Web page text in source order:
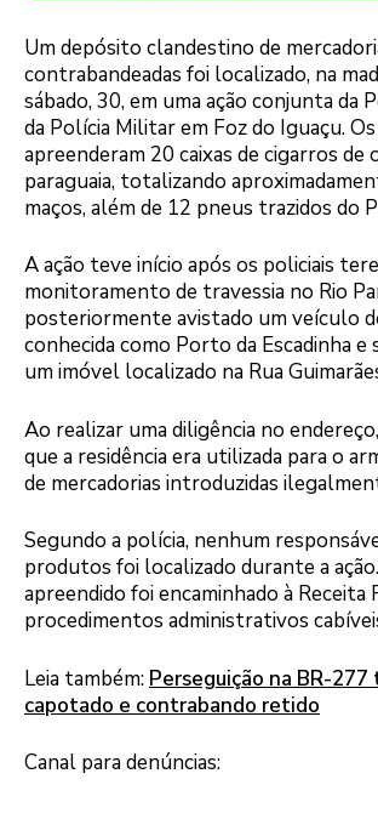
Um depósito clandestino de
contrabandeadas foi localizado, na
sábado, 30, em uma ação conjunta da
da Polícia Militar em Foz do Iguaçu.
apreenderam 20 caixas de cigarros de
paraguaia, totalizando
maços, além de 12 pneus trazidos do
A ação teve início após os policiais
monitoramento de travessia no Rio
posteriormente avistado um veículo
conhecida como Porto da Escadinha e
um imóvel localizado na Rua
Ao realizar uma diligência no
que a residência era utilizada para o
de mercadorias introduzidas
Segundo a polícia, nenhum
produtos foi localizado durante a
apreendido foi encaminhado à Receita
procedimentos administrativos
Leia também: Perseguição na BR-277
capotado e contrabando retido
Canal para denúncias: